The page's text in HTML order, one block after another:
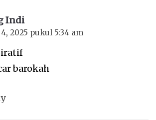
Indi
2025 pukul 5:34 am
barokah